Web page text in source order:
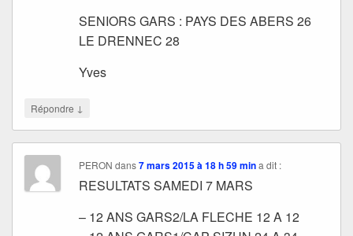
SENIORS GARS : PAYS DES ABERS 26
LE DRENNEC 28
Yves
Répondre ↓
PERON dans7 mars 2015 à 18 h 59 min a dit :
RESULTATS SAMEDI 7 MARS
– 12 ANS GARS2/LA FLECHE 12 A 12